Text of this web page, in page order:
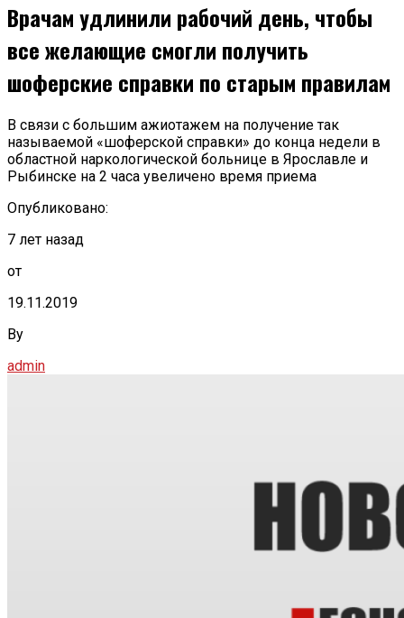
Врачам удлинили рабочий день, чтобы
все желающие смогли получить
шоферские справки по старым правилам
В связи с большим ажиотажем на получение так
называемой «шоферской справки» до конца недели в
областной наркологической больнице в Ярославле и
Рыбинске на 2 часа увеличено время приема
Опубликовано:
7 лет назад
от
19.11.2019
By
admin